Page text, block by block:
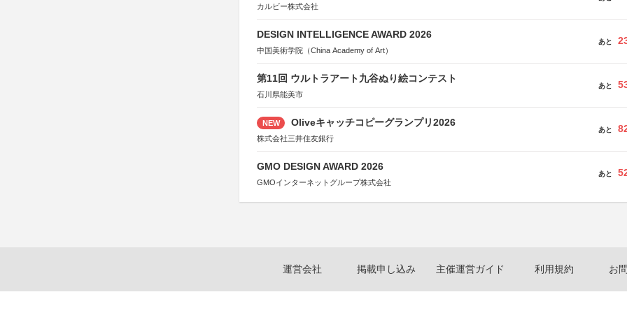
カルビー株式会社
DESIGN INTELLIGENCE AWARD 2026
中国美術学院（China Academy of Art）
あと
第11回 ウルトラアート九谷ぬり絵コンテスト
石川県能美市
あと
NEW Oliveキャッチコピーグランプリ2026
株式会社三井住友銀行
あと
GMO DESIGN AWARD 2026
GMOインターネットグループ株式会社
あと
運営会社 掲載申し込み 主催運営ガイド 利用規約 お